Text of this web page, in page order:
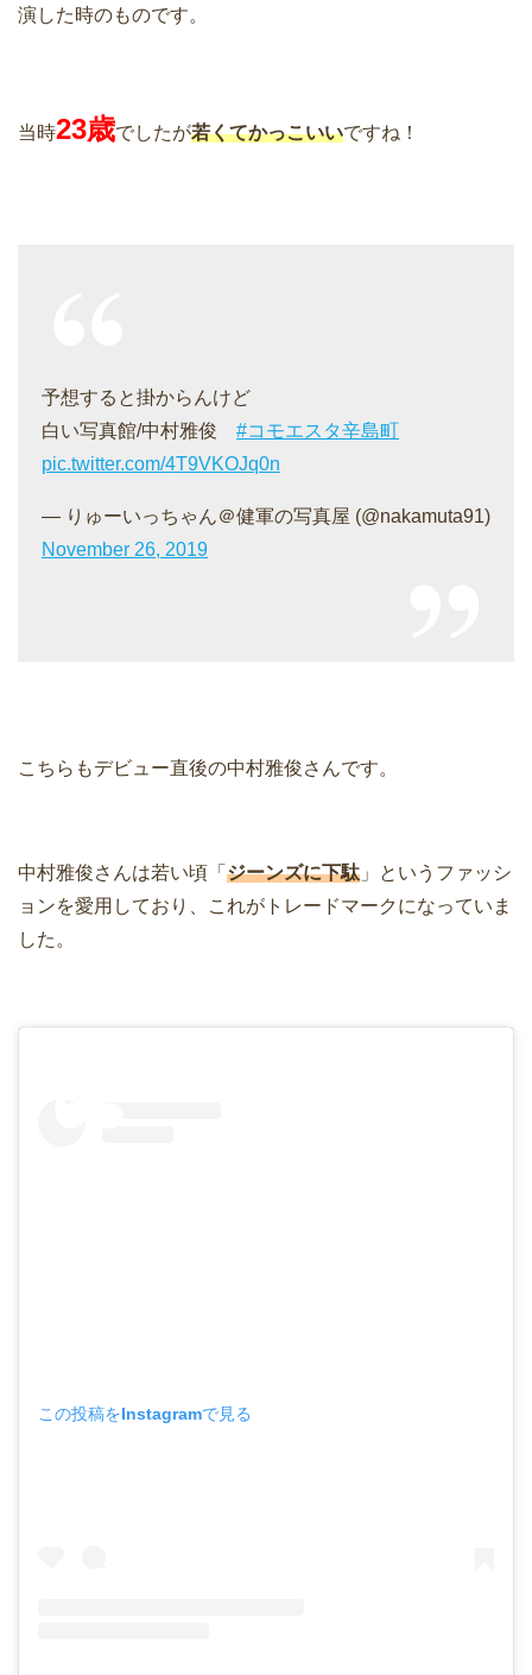
演した時のものです。
当時23歳でしたが若くてかっこいいですね！
予想すると掛からんけど
白い写真館/中村雅俊 #コモエスタ辛島町
pic.twitter.com/4T9VKOJq0n
— りゅーいっちゃん＠健軍の写真屋 (@nakamuta91)
November 26, 2019
こちらもデビュー直後の中村雅俊さんです。
中村雅俊さんは若い頃「 ジーンズに下駄 」というファッシ
ョンを愛用しており、これがトレードマークになっていま
した。
この投稿をInstagramで見る